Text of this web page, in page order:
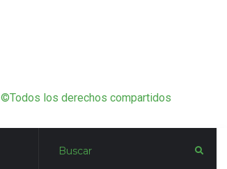
©Todos los derechos compartidos